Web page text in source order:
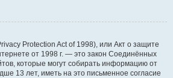
Protection Act of 1998), или Акт о защите
от 1998 г. — это закон Соединённых
которые могут собирать информацию от
13 лет, иметь на это письменное согласие